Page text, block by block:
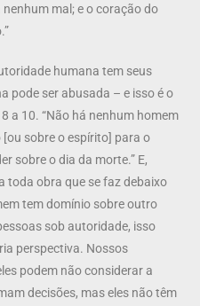
mal; e o coração do
humana tem seus
pode ser abusada – e isso é o
a 10. “Não há nenhum homem
sobre o espírito] para o
sobre o dia da morte.” E,
toda obra que se faz debaixo
tem domínio sobre outro
sob autoridade, isso
perspectiva. Nossos
podem não considerar a
decisões, mas eles não têm